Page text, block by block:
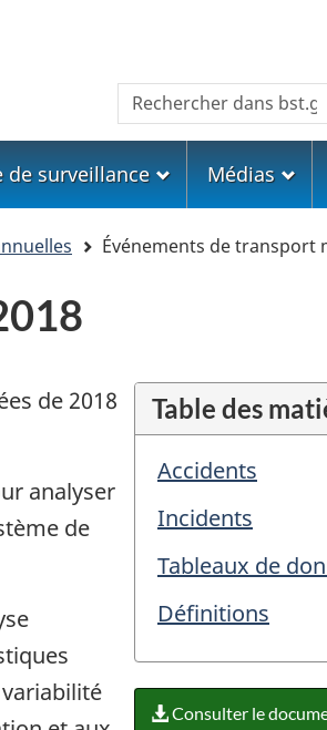
Rechercher
de surveillance Médias
Événements de transport
Table des
Accidents
Incidents
Tableaux de
Définitions
Consulter le
de 2018
analyser
de